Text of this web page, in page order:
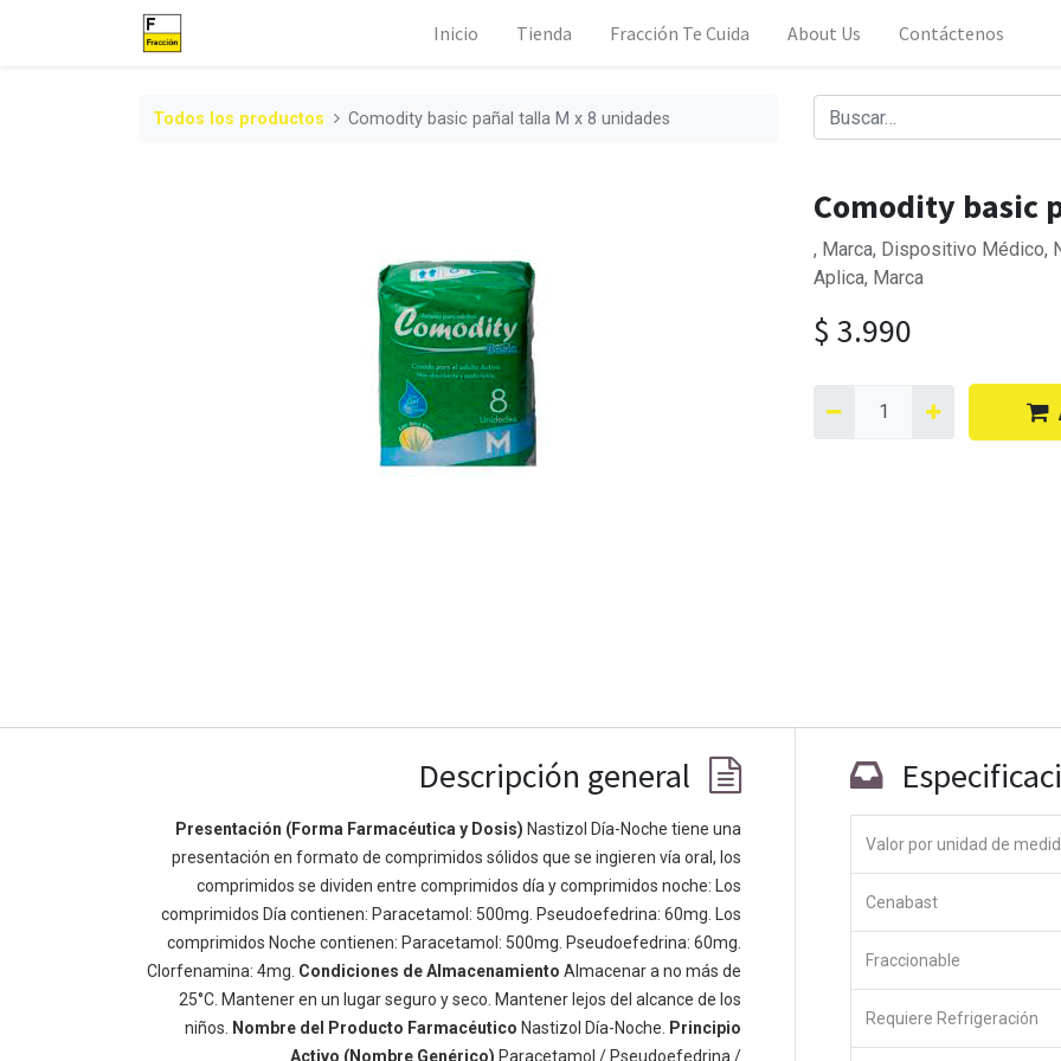
Inicio Tienda Fracción Te Cuida About Us Contáctenos
Todos los productos Comodity basic pañal talla M x 8 unidades
Comodity basic
, Marca, Dispositivo Médico,
Aplica, Marca
$ 3.990
Descripción general
Presentación (Forma Farmacéutica y Dosis) Nastizol Día-Noche tiene una
presentación en formato de comprimidos sólidos que se ingieren vía oral, los
comprimidos se dividen entre comprimidos día y comprimidos noche: Los
comprimidos Día contienen: Paracetamol: 500mg. Pseudoefedrina: 60mg. Los
comprimidos Noche contienen: Paracetamol: 500mg. Pseudoefedrina: 60mg.
Clorfenamina: 4mg. Condiciones de Almacenamiento Almacenar a no más de
25°C. Mantener en un lugar seguro y seco. Mantener lejos del alcance de los
niños.
Nombre del Producto Farmacéutico Nastizol Día-Noche.
Principio
Activo (Nombre Genérico) Paracetamol / Pseudoefedrina /
Valor por unidad de
Cenabast
Fraccionable
Requiere Refrigeración
Enlaces de Ínteres
Inicio
Acerca de
Productos
Servicios
Política de privacidad
Acerca de
Somos un equipo de personas apasionadas cuyo objetivo es
mejorar la vida de todos a través de productos disruptivos.
Construimos grandes productos para resolver sus problemas
de negocio. Nuestros productos están diseñados para
pequeñas y medianas empresas dispuestas a optimizar su
rendimiento.